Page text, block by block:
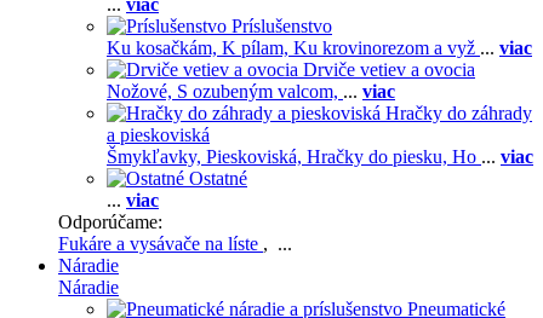
... viac
Príslušenstvo
Ku kosačkám, K pílam, Ku krovinorezom a vyž ... viac
Drviče vetiev a ovocia
Nožové, S ozubeným valcom, ... viac
Hračky do záhrady
a pieskoviská
Šmykľavky, Pieskoviská, Hračky do piesku, Ho ... viac
Ostatné
... viac
Odporúčame:
Fukáre a vysávače na líste , ...
Náradie
Náradie
Pneumatické